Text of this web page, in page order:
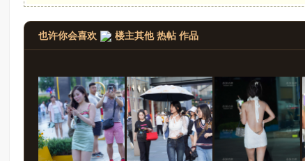
也许你会喜欢 楼主其他 热帖 作品